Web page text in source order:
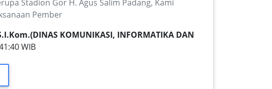
Stadion Gor H. Agus Salim Padang, Kami
Pember
KOMUNIKASI, INFORMATIKA DAN
WIB